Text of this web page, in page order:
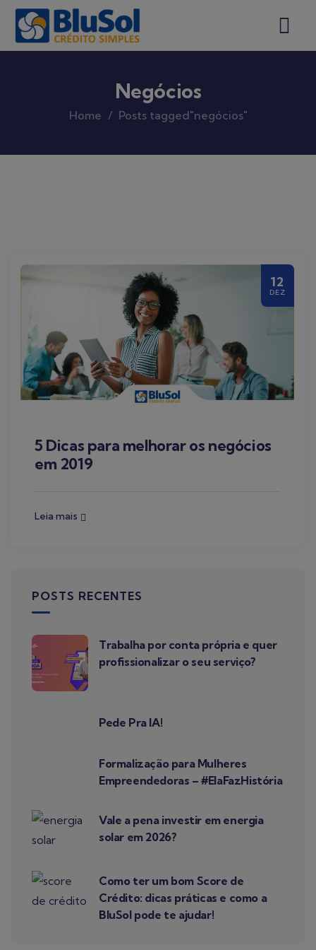
Negócios
Home Posts tagged"negócios"
5 Dicas para melhorar os negócios
em 2019
Leia mais
12
DEZ
POSTS RECENTES
Trabalha por conta própria e quer
profissionalizar o seu serviço?
Pede Pra IA!
Formalização para Mulheres
Empreendedoras – #ElaFazHistória
Vale a pena investir em energia
solar em 2026?
Como ter um bom Score de
Crédito: dicas práticas e como a
BluSol pode te ajudar!